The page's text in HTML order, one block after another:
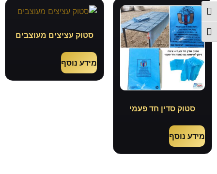
הפעל/כבה ניגודיות גבוהה
מתג גודל גופן
סטוק סדין חד פעמי
מידע נוסף
סטוק עציצים מעוצבים
מידע נוסף